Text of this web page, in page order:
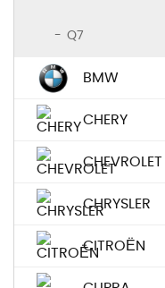
Q7
BMW
CHERY
CHEVROLET
CHRYSLER
CITROËN